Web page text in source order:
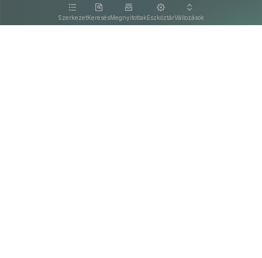
SzerkezetKeresésMegnyitottakEszköztárVáltozások
kattintva olvashat.